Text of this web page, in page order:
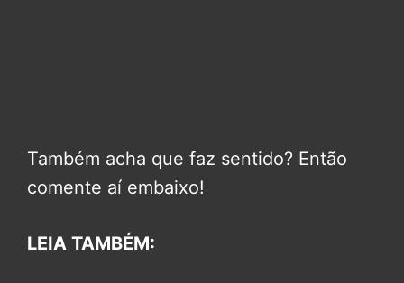
Também acha que faz sentido? Então
comente aí embaixo!
LEIA TAMBÉM: